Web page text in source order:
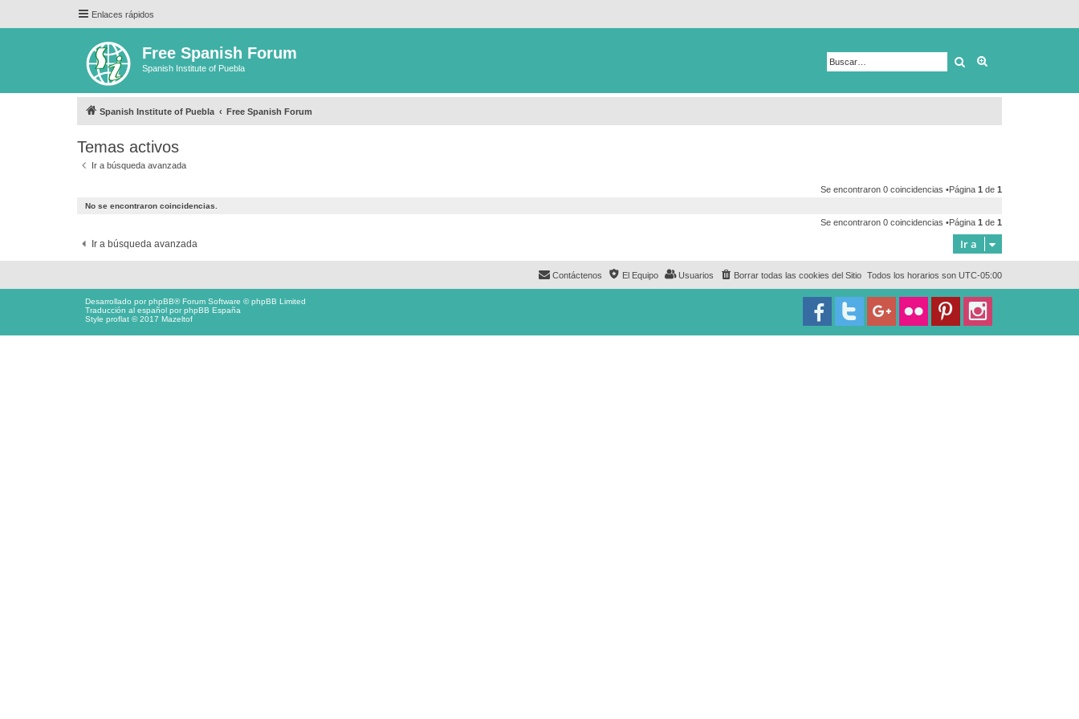
Enlaces rápidos
Free Spanish Forum
Spanish Institute of Puebla Buscar
Spanish Institute of Puebla Free Spanish Forum
Temas activos
Ir a búsqueda avanzada
Se encontraron 0 coincidencias •Página 1 de 1
No se encontraron coincidencias.
Se encontraron 0 coincidencias •Página 1 de 1
Ir a búsqueda avanzada Ir a
Todos los horarios son UTC-05:00
Borrar todas las cookies del Sitio
Usuarios
El Equipo
Contáctenos
Desarrollado porphpBB® Forum Software © phpBB Limited
Traducción al español porphpBB España
Style proflat © 2017 Mazeltof